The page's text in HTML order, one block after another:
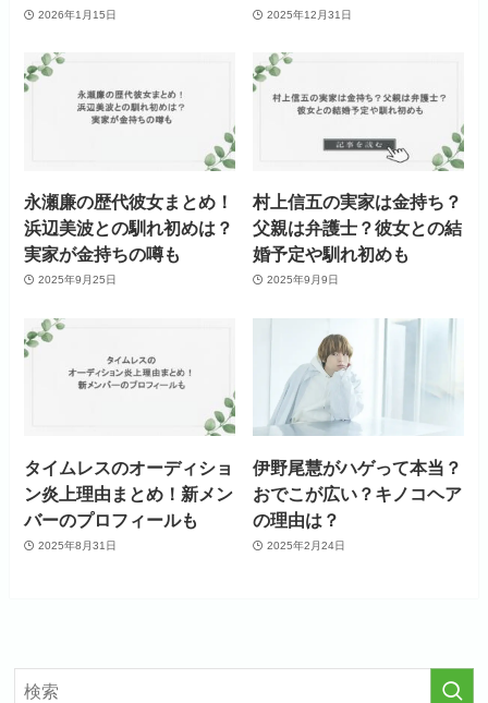
2026年1月15日 2025年12月31日
永瀬廉の歴代彼女まとめ！
浜辺美波との馴れ初めは？
実家が金持ちの噂も
2025年9月25日
村上信五の実家は金持ち？
父親は弁護士？彼女との結
婚予定や馴れ初めも
2025年9月9日
タイムレスのオーディショ
ン炎上理由まとめ！新メン
バーのプロフィールも
2025年8月31日
伊野尾慧がハゲって本当？
おでこが広い？キノコヘア
の理由は？
2025年2月24日